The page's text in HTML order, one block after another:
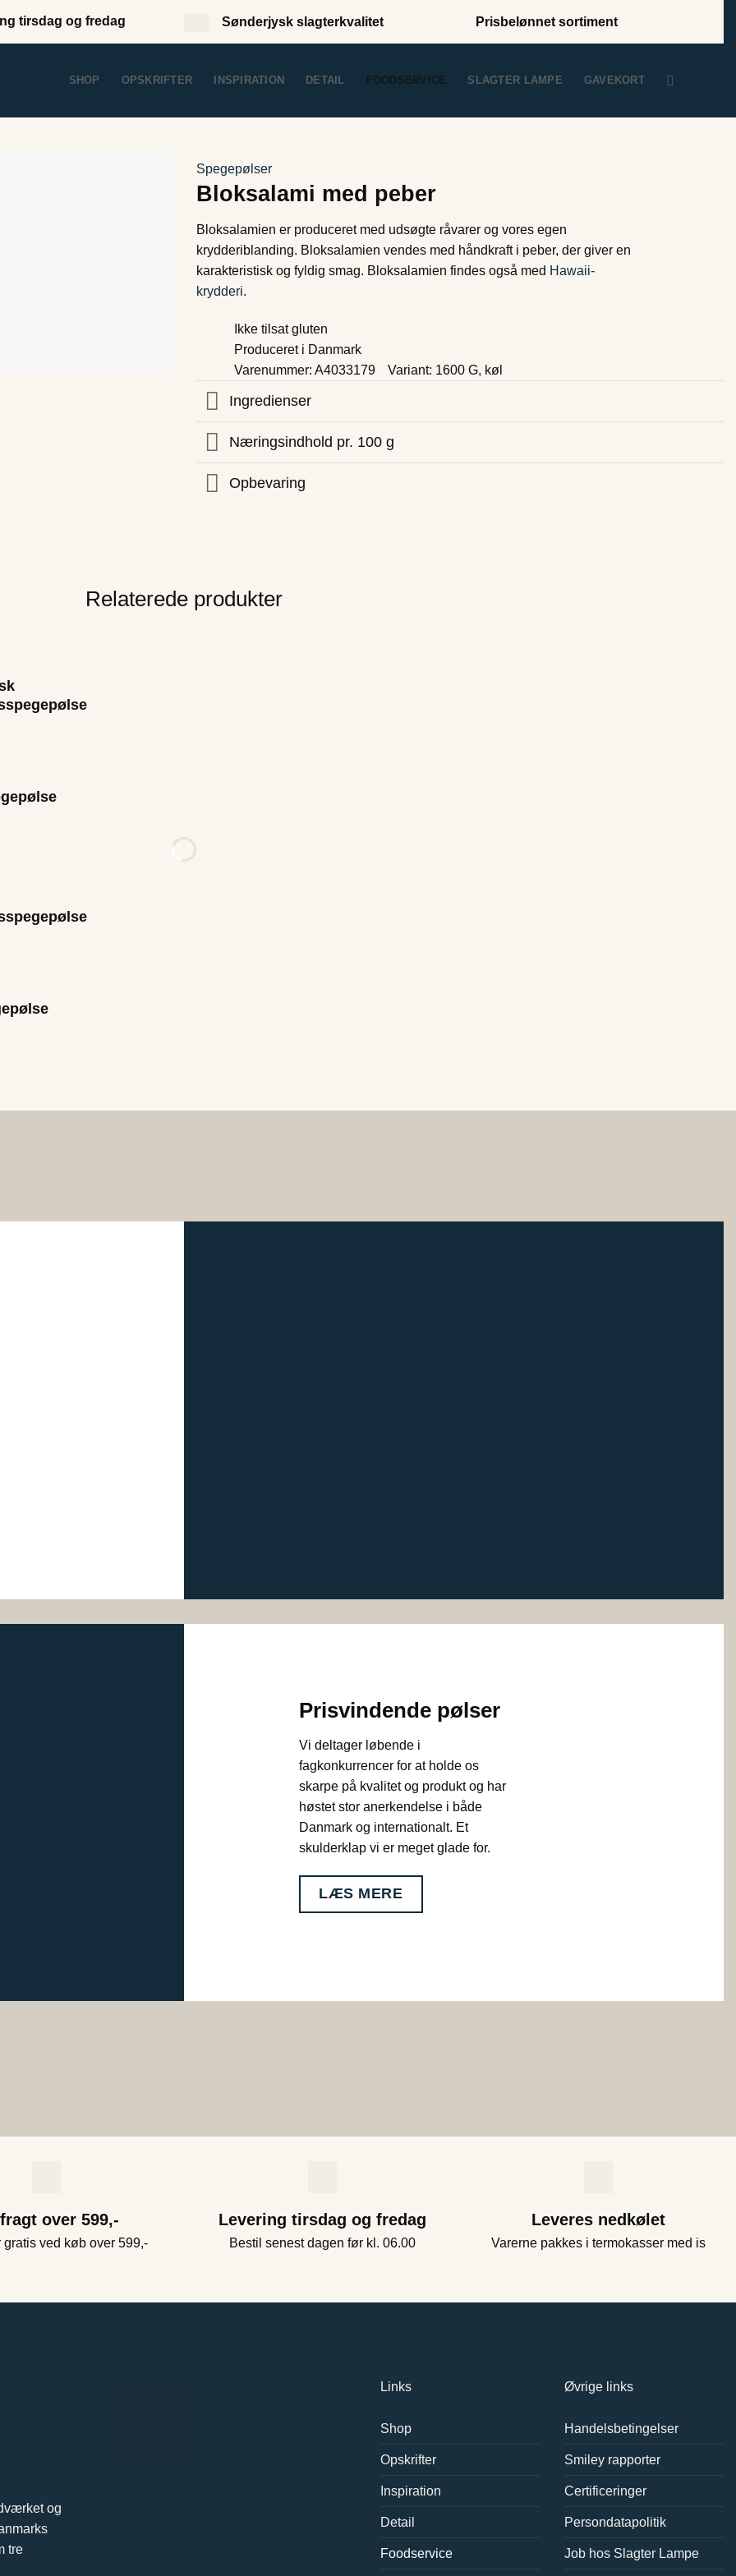
tirsdag og fredag Sønderjysk slagterkvalitet Prisbelønnet sortiment
SHOP OPSKRIFTER INSPIRATION DETAIL FOODSERVICE SLAGTER LAMPE GAVEKORT
Spegepølser
Bloksalami med peber
Bloksalamien er produceret med udsøgte råvarer og vores egen
krydderiblanding. Bloksalamien vendes med håndkraft i peber, der giver en
karakteristisk og fyldig smag. Bloksalamien findes også med Hawaii-
krydderi.
Ikke tilsat gluten
Produceret i Danmark
Varenummer: A4033179
Variant: 1600 G, køl
Ingredienser
Næringsindhold pr. 100 g
Opbevaring
Relaterede produkter
Prisvindende pølser
Vi deltager løbende i
fagkonkurrencer for at holde os
skarpe på kvalitet og produkt og har
høstet stor anerkendelse i både
Danmark og internationalt. Et
skulderklap vi er meget glade for.
LÆS MERE
over 599,-
gratis ved køb over 599,-
Levering tirsdag og fredag
Bestil senest dagen før kl. 06.00
Leveres nedkølet
Varerne pakkes i termokasser med is
og
tre
Links
Shop
Opskrifter
Inspiration
Detail
Foodservice
Øvrige links
Handelsbetingelser
Smiley rapporter
Certificeringer
Persondatapolitik
Job hos Slagter Lampe